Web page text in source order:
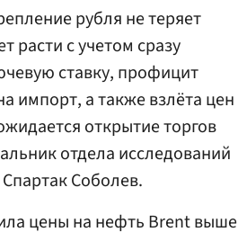
рубля не теряет
расти с учетом сразу
ставку, профицит
импорт, а также взлёта цен
открытие торгов
отдела исследований
Спартак Соболев.
цены на нефть Brent выше